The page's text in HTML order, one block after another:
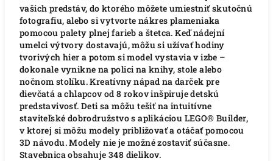
vašich predstáv, do ktorého môžete umiestniť skutočnú
fotografiu, alebo si vytvorte nákres plameniaka
pomocou palety plnej farieb a štetca. Keď nádejní
umelci výtvory dostavajú, môžu si užívať hodiny
tvorivých hier a potom si model vystavia v izbe –
dokonale vynikne na polici na knihy, stole alebo
nočnom stolíku. Kreatívny nápad na darček pre
dievčatá a chlapcov od 8 rokov inšpiruje detskú
predstavivosť. Deti sa môžu tešiť na intuitívne
staviteľské dobrodružstvo s aplikáciou LEGO® Builder,
v ktorej si môžu modely približovať a otáčať pomocou
3D návodu. Modely nie je možné zostaviť súčasne.
Stavebnica obsahuje 348 dielikov.